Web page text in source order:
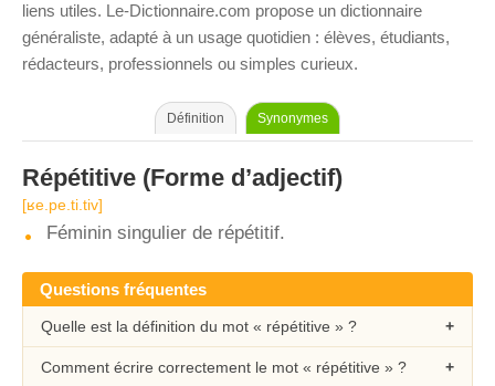
liens utiles. Le-Dictionnaire.com propose un dictionnaire
généraliste, adapté à un usage quotidien : élèves, étudiants,
rédacteurs, professionnels ou simples curieux.
Définition Synonymes
Répétitive (Forme d’adjectif)
[ʁe.pe.ti.tiv]
Féminin singulier de répétitif.
Questions fréquentes
Quelle est la définition du mot « répétitive » ?
Comment écrire correctement le mot « répétitive » ?